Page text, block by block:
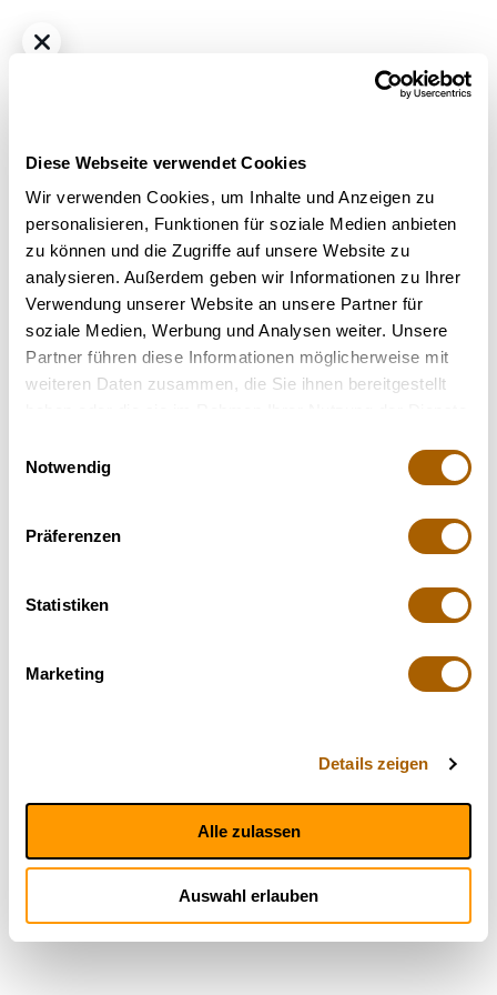
Diese Webseite verwendet Cookies
Wir verwenden Cookies, um Inhalte und Anzeigen zu
personalisieren, Funktionen für soziale Medien anbieten
zu können und die Zugriffe auf unsere Website zu
analysieren. Außerdem geben wir Informationen zu Ihrer
Verwendung unserer Website an unsere Partner für
soziale Medien, Werbung und Analysen weiter. Unsere
Partner führen diese Informationen möglicherweise mit
weiteren Daten zusammen, die Sie ihnen bereitgestellt
Notwendig
Präferenzen
Statistiken
Marketing
Details zeigen
Alle zulassen
Auswahl erlauben
Sativa THC30% CBD<1%
REMEXIAN 30/1 ECO FFG - Francos Fullgas
Bestrahlung: Unbestrahlt
Strain: Franco's Fullgas